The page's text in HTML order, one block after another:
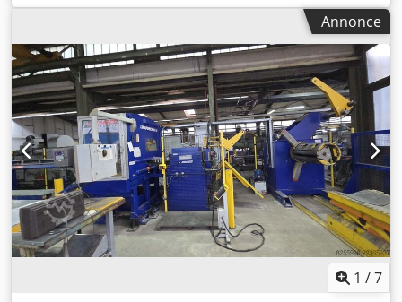
Diamètre extérieur de la bobine: 1500 mm Épaisseur du
matériau de la ligne de bande: 0,8 - 3,0 mm Nombre de
galets redresseurs: 7 Nombre de galets d'entrée et de
sortie: 4 Diamètre des galets: 80 mm Longueur d'avance: 0
- 500 mm Puissance d'entraînement: 10,0 kW Poids: 10,0 t
Codpozrprwofx Aagjrf Dimensions nécessaires pour la
ligne de bande (LxLxH): 8,8 x 4,0 x 2,55 m Dresseuse
Dimeco, 1676 EV avec table d'introduction et galet de pré-
cintrage, pont de chargement hydraulique Dérouleur
double 2382 FFPS avec frein d'arrêt pneumatique,
expansion centrale hydraulique, galet presseur
hydraulique, support de chargement Avance électronique
des galets Microfeed 1140 E avec entraînement à courant
continu, ventilation intermédiaire pneumatique Peut être
Annonce
1 /7